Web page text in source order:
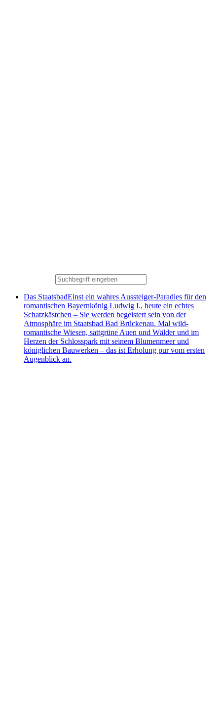
Das StaatsbadEinst ein wahres Aussteiger-Paradies für den
romantischen Bayernkönig Ludwig I., heute ein echtes
Schatzkästchen – Sie werden begeistert sein von der
Atmosphäre im Staatsbad Bad Brückenau. Mal wild-
romantische Wiesen, sattgrüne Auen und Wälder und im
Herzen der Schlosspark mit seinem Blumenmeer und
königlichen Bauwerken – das ist Erholung pur vom ersten
Augenblick an.